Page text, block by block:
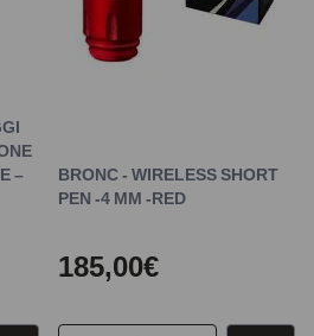
–
BRONC - WIRELESS SHORT
PEN -4 MM -RED
185,00€